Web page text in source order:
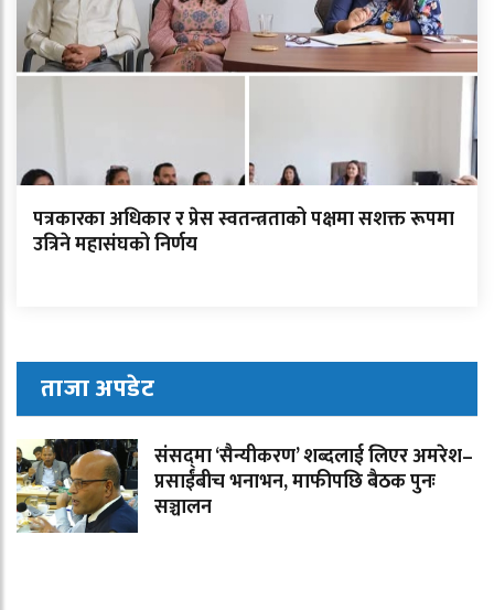
पत्रकारका अधिकार र प्रेस स्वतन्त्रताको पक्षमा सशक्त रूपमा
उत्रिने महासंघको निर्णय
ताजा अपडेट
संसद्‌मा ‘सैन्यीकरण’ शब्दलाई लिएर अमरेश–
प्रसाईंबीच भनाभन, माफीपछि बैठक पुनः
सञ्चालन